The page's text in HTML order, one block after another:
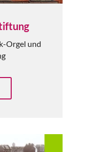
Orgel und